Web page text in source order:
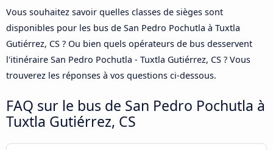
Vous souhaitez savoir quelles classes de sièges sont
disponibles pour les bus de San Pedro Pochutla à Tuxtla
Gutiérrez, CS ? Ou bien quels opérateurs de bus desservent
l'itinéraire San Pedro Pochutla - Tuxtla Gutiérrez, CS ? Vous
trouverez les réponses à vos questions ci-dessous.
FAQ sur le bus de San Pedro Pochutla à
Tuxtla Gutiérrez, CS